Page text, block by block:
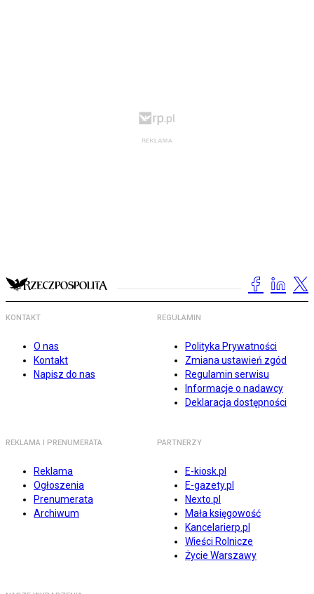
KONTAKT
O nas
Kontakt
Napisz do nas
REGULAMIN
Polityka Prywatności
Zmiana ustawień zgód
Regulamin serwisu
Informacje o nadawcy
Deklaracja dostępności
REKLAMA I PRENUMERATA
Reklama
Ogłoszenia
Prenumerata
Archiwum
PARTNERZY
E-kiosk.pl
E-gazety.pl
Nexto.pl
Mała księgowość
Kancelarierp.pl
Wieści Rolnicze
Życie Warszawy